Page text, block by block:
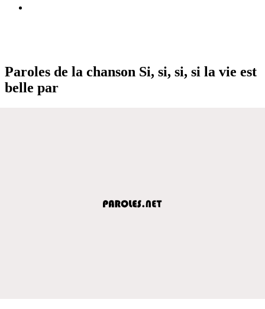
Paroles de la chanson Si, si, si, si la vie est
belle par